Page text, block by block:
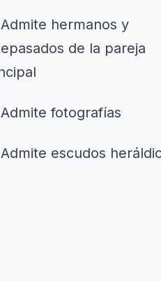
Admite hermanos y
de la pareja
Admite fotografías
Admite escudos